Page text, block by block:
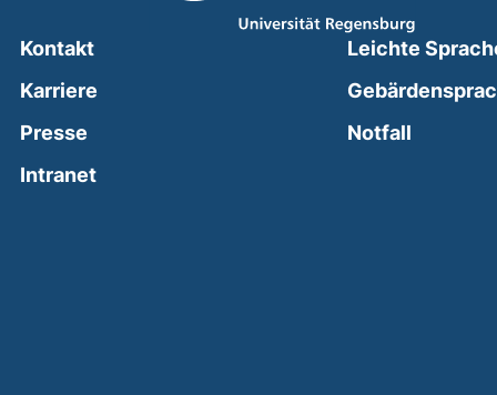
Kontakt
Karriere
Presse
Intranet(external link, opens in a new window)
Leichte
Notfall